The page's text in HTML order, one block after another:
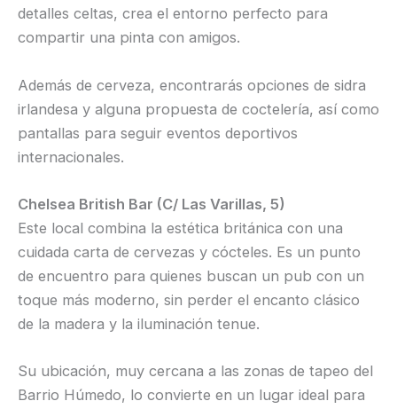
detalles celtas, crea el entorno perfecto para
compartir una pinta con amigos.
Además de cerveza, encontrarás opciones de sidra
irlandesa y alguna propuesta de coctelería, así como
pantallas para seguir eventos deportivos
internacionales.
Chelsea British Bar (C/ Las Varillas, 5)
Este local combina la estética británica con una
cuidada carta de cervezas y cócteles. Es un punto
de encuentro para quienes buscan un pub con un
toque más moderno, sin perder el encanto clásico
de la madera y la iluminación tenue.
Su ubicación, muy cercana a las zonas de tapeo del
Barrio Húmedo, lo convierte en un lugar ideal para